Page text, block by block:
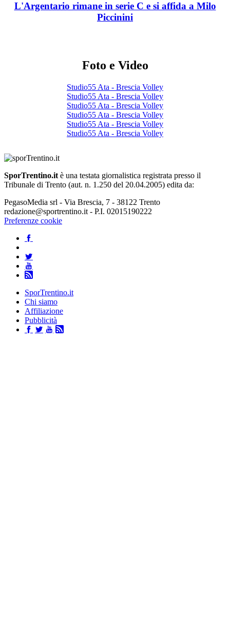
L'Argentario rimane in serie C e si affida a Milo
Piccinini
Foto e Video
Studio55 Ata - Brescia Volley
Studio55 Ata - Brescia Volley
Studio55 Ata - Brescia Volley
Studio55 Ata - Brescia Volley
Studio55 Ata - Brescia Volley
Studio55 Ata - Brescia Volley
SporTrentino.it è una testata giornalistica registrata presso il
Tribunale di Trento (aut. n. 1.250 del 20.04.2005) edita da:
PegasoMedia srl - Via Brescia, 7 - 38122 Trento
redazione@sportrentino.it - P.I. 02015190222
Preferenze cookie
SporTrentino.it
Chi siamo
Affiliazione
Pubblicità